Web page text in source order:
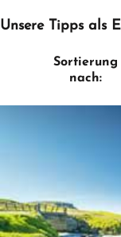
Unsere Tipps als
Sortierung
nach: